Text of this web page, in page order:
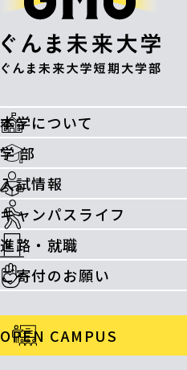
本学について
学 部
入試情報
キャンパスライフ
進路・就職
ご寄付のお願い
OPEN CAMPUS